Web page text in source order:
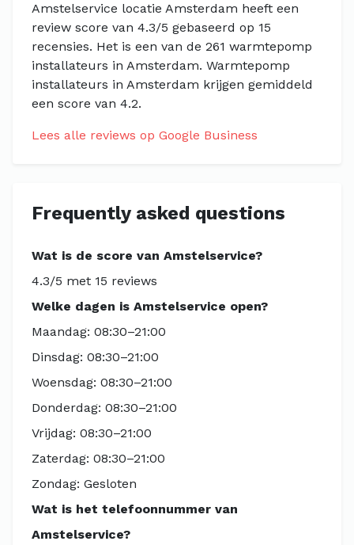
Amstelservice locatie Amsterdam heeft een
review score van 4.3/5 gebaseerd op 15
recensies. Het is een van de 261 warmtepomp
installateurs in Amsterdam. Warmtepomp
installateurs in Amsterdam krijgen gemiddeld
een score van 4.2.
Lees alle reviews op Google Business
Frequently asked questions
Wat is de score van Amstelservice?
4.3/5 met 15 reviews
Welke dagen is Amstelservice open?
Maandag: 08:30–21:00
Dinsdag: 08:30–21:00
Woensdag: 08:30–21:00
Donderdag: 08:30–21:00
Vrijdag: 08:30–21:00
Zaterdag: 08:30–21:00
Zondag: Gesloten
Wat is het telefoonnummer van
Amstelservice?